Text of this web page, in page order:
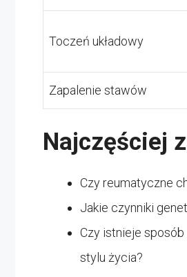
Toczeń układowy
Zapalenie stawów
Najczęściej
Czy reumatyczne
Jakie czynniki
Czy istnieje
stylu życia?